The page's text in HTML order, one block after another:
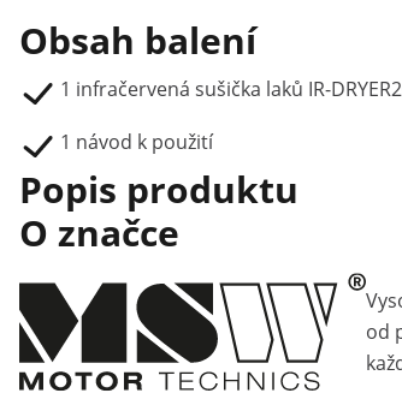
Obsah balení
1 infračervená sušička laků IR-
1 návod k použití
Popis produktu
O značce
od